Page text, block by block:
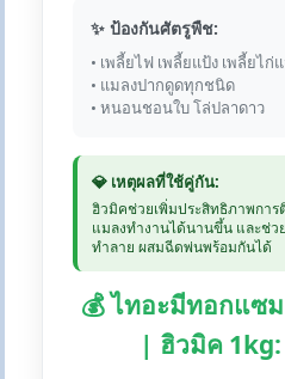
✨ ป้องกันศัตรูพืช:
• เพลี้ยไฟ เพลี้ยแป้ง เพลี้ยไก่
• แมลงปากดูดทุกชนิด
• หนอนชอนใบ โล่ปลาดาว
💎 เหตุผลที่ใช้คู่กัน:
ฮิวมิคช่วยเพิ่มประสิทธิภาพกา
แมลงทำงานได้นานขึ้น และช่
ทำลาย ผสมฉีดพ่นพร้อมกันได้
💰 ไทอะมีทอกแซ
| ฮิวมิค